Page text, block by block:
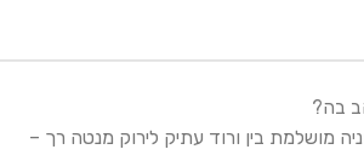
בה?
מושלמת בין ורוד עתיק לירוק מנטה רך –